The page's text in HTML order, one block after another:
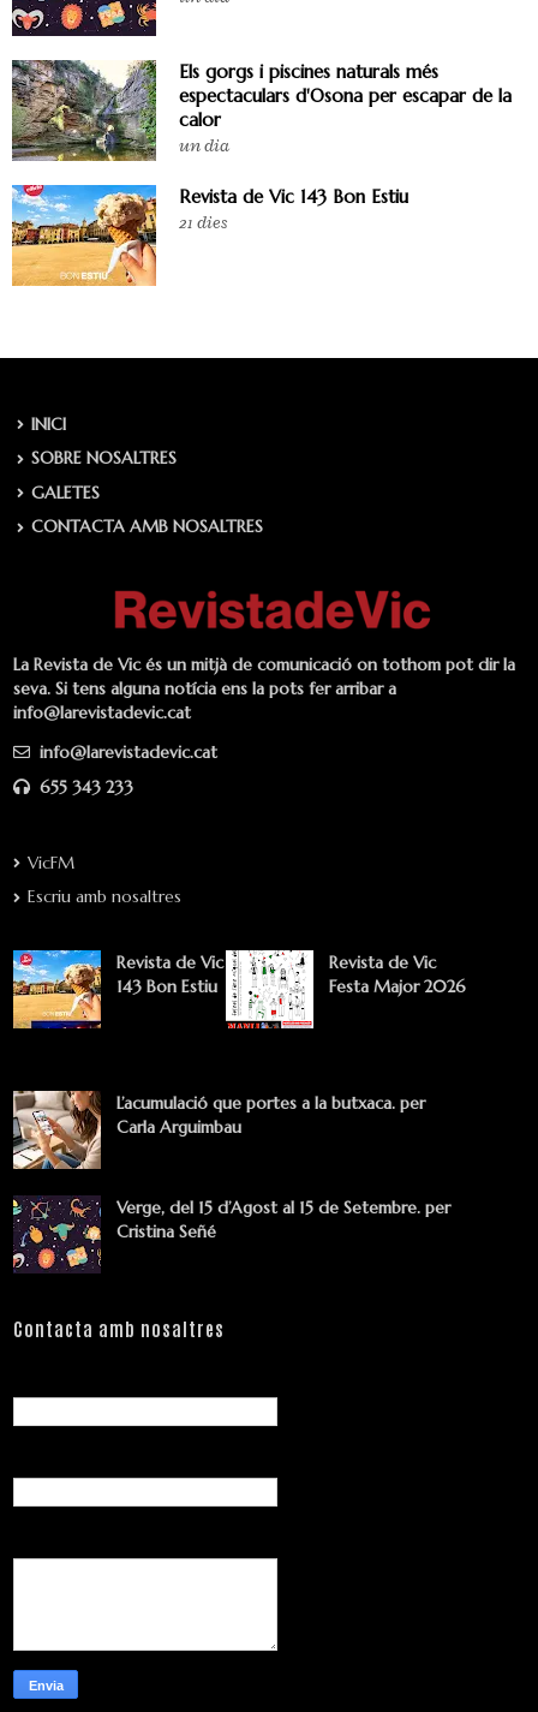
Els gorgs i piscines naturals més
espectaculars d'Osona per escapar de la
calor
un dia
Revista de Vic 143 Bon Estiu
21 dies
INICI
SOBRE NOSALTRES
GALETES
CONTACTA AMB NOSALTRES
La Revista de Vic és un mitjà de comunicació on tothom pot dir la
seva. Si tens alguna notícia ens la pots fer arribar a
info@larevistadevic.cat
info@larevistadevic.cat
655 343 233
VicFM
Escriu amb nosaltres
Revista de Vic
143 Bon Estiu
Revista de Vic
Festa Major 2026
L’acumulació que portes a la butxaca. per
Carla Arguimbau
Verge, del 15 d’Agost al 15 de Setembre. per
Cristina Señé
Contacta amb nosaltres